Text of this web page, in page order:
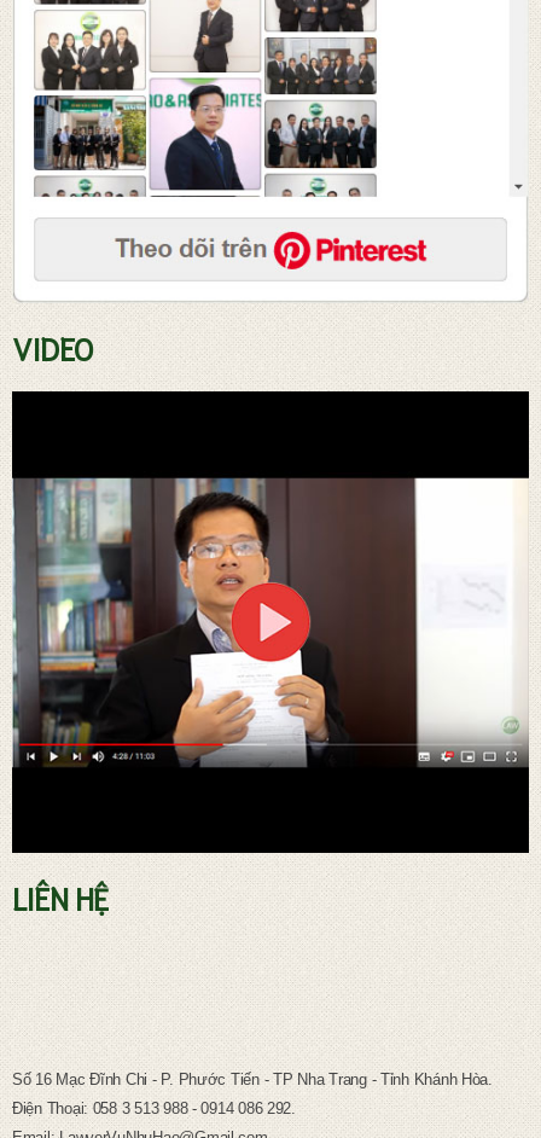
Tư vấn soạn thảo hợp đồng
Đăng ký sở hữ trí tuệ
TƯ VẤN PHÁP LUẬT LAO ĐỘNG
VIDEO
LIÊN HỆ
Số 16 Mạc Đĩnh Chi - P. Phước Tiến - TP Nha Trang - Tỉnh Khánh Hòa.
Điện Thoại: 058 3 513 988 - 0914 086 292.